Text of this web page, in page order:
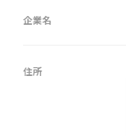
企業名
住所